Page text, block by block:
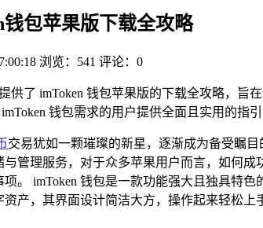
包苹果版下载全攻略
浏览：541 评论：0
供了 imToken 钱包苹果版的下载全攻略，
钱包需求的用户提供全面且实用的指
交易犹如一颗璀璨的新星，逐渐成为备受瞩目
与管理服务，对于众多苹果用户而言，如何
。 imToken 钱包是一款功能强大且独具特
产，其界面设计简洁大方，操作起来轻松